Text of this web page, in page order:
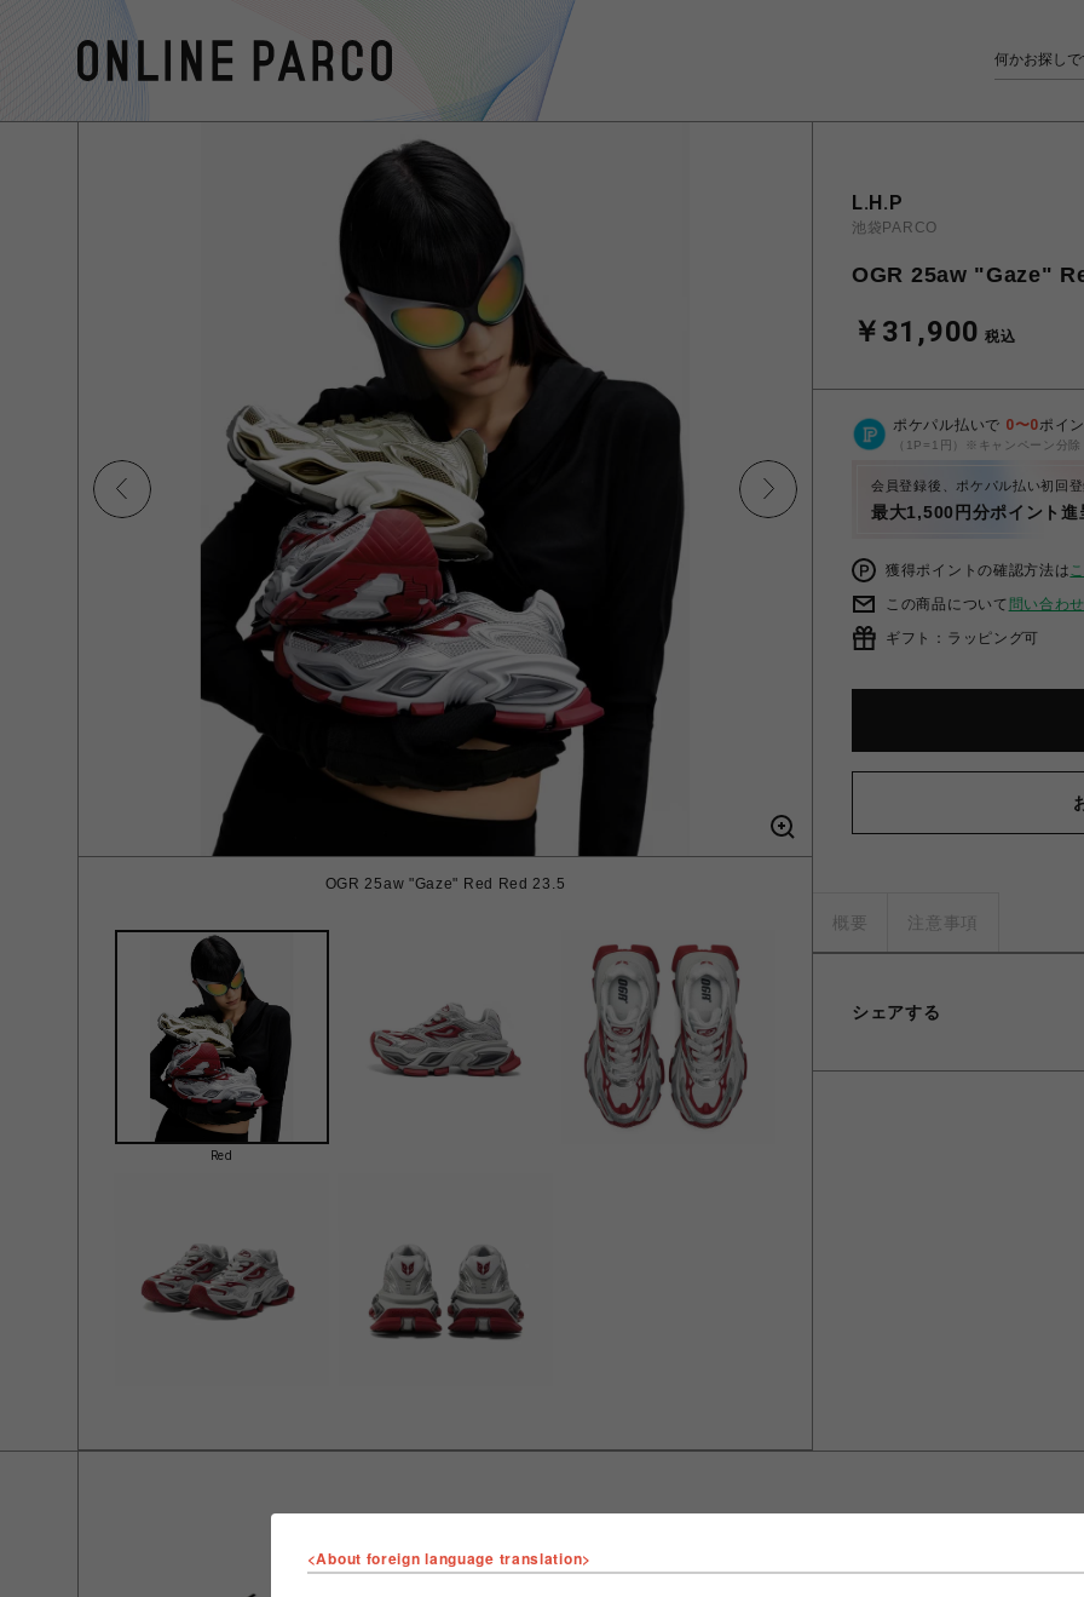
OGR 25aw "Gaze" Red Red 23.5
Red
L.H.P
池袋PARCO
OGR 25aw "Gaze"
￥31,900 税込
ポケパル払いで 0〜0ポイ
（1P=1円）※キャンペーン分除
会員登録後、ポケパル払い初回
最大1,500円分ポイント進
獲得ポイントの確認方法は
この商品について 問い合わ
ギフト：ラッピング可
概要 注意事項
シェアする
ショップ名
<About foreign language translation>